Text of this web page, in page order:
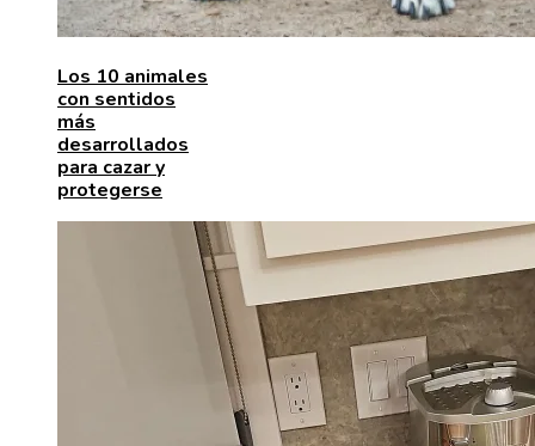
Los 10 animales
con sentidos
más
desarrollados
para cazar y
protegerse